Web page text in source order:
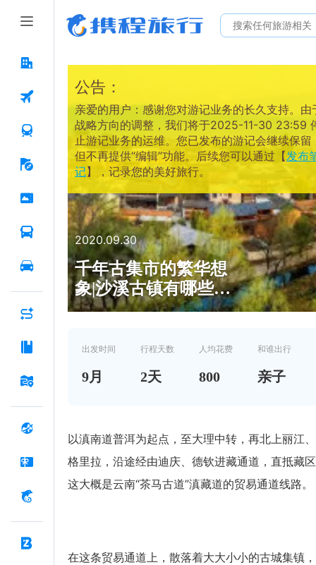
公告：
亲爱的用户：感谢您对游记业务的长久支持。由
战略方向的调整，我们将于2025-11-30 23:59
止游记业务的运维。您已发布的游记会继续保留
但不再提供“编辑”功能。后续您可以通过【发布
记】，记录您的美好旅行。
2020.09.30
千年古集市的繁华想
象|沙溪古镇有哪些好
玩的？古镇景点全攻略
出发时间
9月
行程天数
2天
人均花费
800
和谁出行
亲子
以滇南道普洱为起点，至大理中转，再北上丽江
格里拉，沿途经由迪庆、德钦进藏通道，直抵藏
这大概是云南“茶马古道”滇藏道的贸易通道线路。
在这条贸易通道上，散落着大大小小的古城集镇